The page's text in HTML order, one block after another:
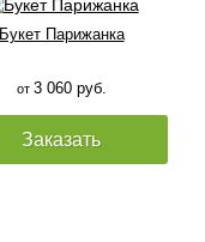
Букет Парижанка
от 3 060 руб.
Заказать